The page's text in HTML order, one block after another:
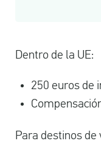
Dentro de la UE:
250 euros de
Para destinos de